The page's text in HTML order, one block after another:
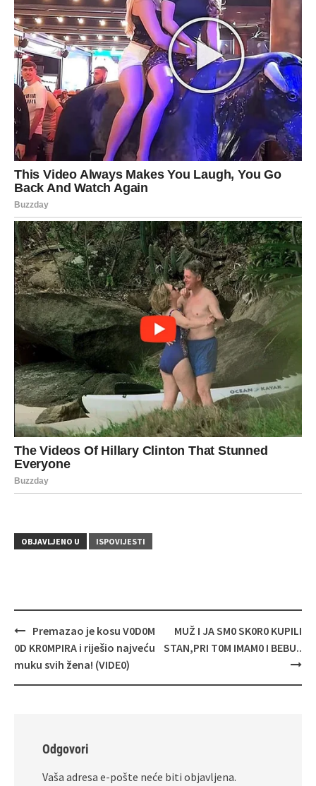
OBJAVLJENO U ISPOVIJESTI
Navigacija
objava
Premazao je kosu V0D0M
0D KR0MPIRA i riješio najveću
muku svih žena! (VIDE0)
MUŽ I JA SM0 SK0R0 KUPILI
STAN,PRI T0M IMAM0 I BEBU..
Odgovori
Vaša adresa e-pošte neće biti objavljena.